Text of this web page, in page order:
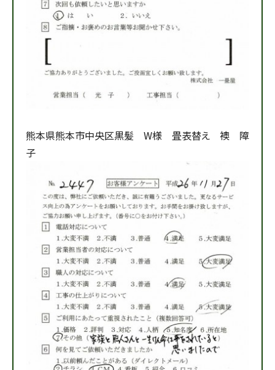
熊本県熊本市中央区黒髪 W様 畳表替え 襖 障
子